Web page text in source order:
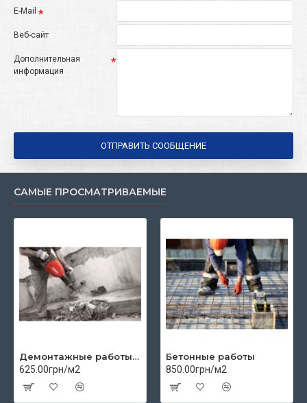
E-Mail
Веб-сайт
Дополнительная
информация
ОТПРАВИТЬ СООБЩЕНИЕ
САМЫЕ ПРОСМАТРИВАЕМЫЕ
Демонтажные работы цены
625.00грн/м2
Бетонные работы
850.00грн/м2